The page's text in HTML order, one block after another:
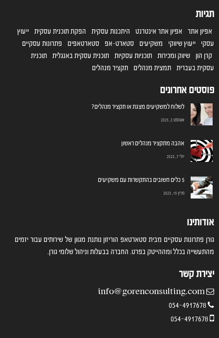
תגיות
אפיון אתר אפיון אתר אינטרנט היתכנות עסקית הפקת תוכנית עסקית ייעוץ
עסקי
ייעוץ שיווקי משקיעים סטארט-אפ סטארטאפים
פתרונות עסקיים
קרן הון
שיווק ומכירות תוכניות עסקיות תוכנית עסקית באנגלית תוכנית
עסקית בעברית תמצית מנהלים תקציר מנהלים
פוסטים אחרונים
לשלוח למשקיעים מצגת או תקציר מנהלים?
אוגוסט 2, 2025
אהבה מתקציר מנהלים ראשון
יולי 7, 2023
5 כלים חשובים בהתקשרות עם משקיעים
מרץ 15, 2023
אודותינו
גורן פתרונות עסקיים מבית סטארטאפ הוריזון נותנת מגוון של שירותים עבור יזמים
מהתעשייה בכלל ומההייטק בפרט. החברה בבעלות וניהול שלומי גורן.
יצירת קשר